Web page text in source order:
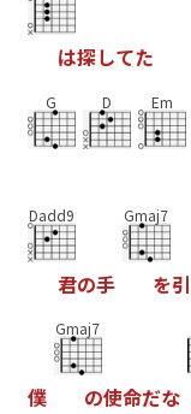
は探してた
G D Em
Dadd9
君の手
Gmaj7
を引
僕
Gmaj7
の使命だな